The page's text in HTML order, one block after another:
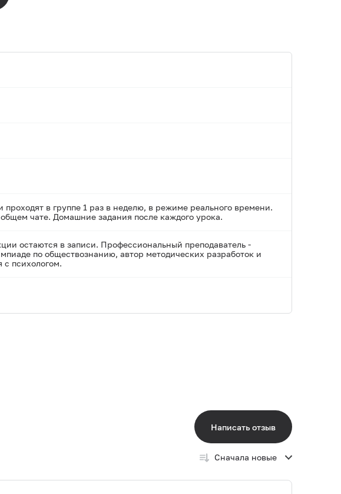
в группе 1 раз в неделю, в режиме реального времени.
чате. Домашние задания после каждого урока.
остаются в записи. Профессиональный преподаватель -
по обществознанию, автор методических разработок и
с психологом.
Написать отзыв
Сначала новые